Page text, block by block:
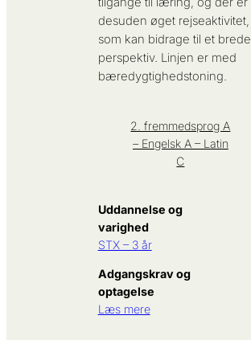
desuden øget rejseaktivitet,
som kan bidrage til et
perspektiv. Linjen er med
bæredygtighedstoning.
2. fremmedsprog A
– Engelsk A – Latin
C
Uddannelse og
varighed
STX – 3 år
Adgangskrav og
optagelse
Læs mere